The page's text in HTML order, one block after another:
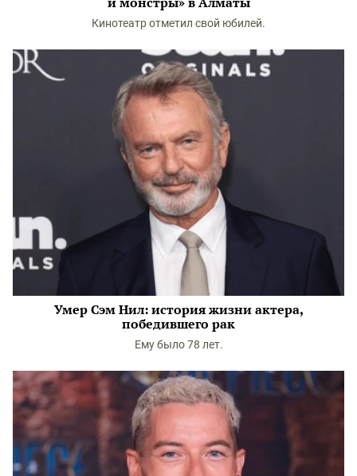
Кинотеатр отметил свой юбилей.
Умер Сэм Нил: история жизни актера,
победившего рак
Ему было 78 лет.